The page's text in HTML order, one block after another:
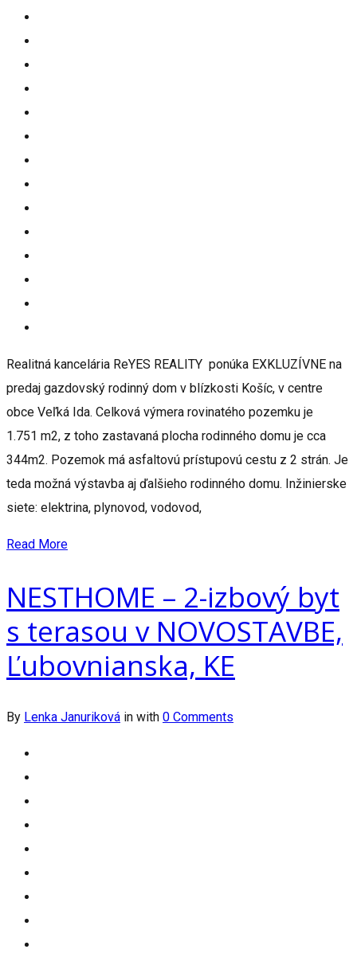
Realitná kancelária ReYES REALITY ponúka EXKLUZÍVNE na
predaj gazdovský rodinný dom v blízkosti Košíc, v centre
obce Veľká Ida. Celková výmera rovinatého pozemku je
1.751 m2, z toho zastavaná plocha rodinného domu je cca
344m2. Pozemok má asfaltovú prístupovú cestu z 2 strán. Je
teda možná výstavba aj ďalšieho rodinného domu. Inžinierske
siete: elektrina, plynovod, vodovod,
Read More
NESTHOME – 2-izbový byt
s terasou v NOVOSTAVBE,
Ľubovnianska, KE
By Lenka Januriková in with 0 Comments